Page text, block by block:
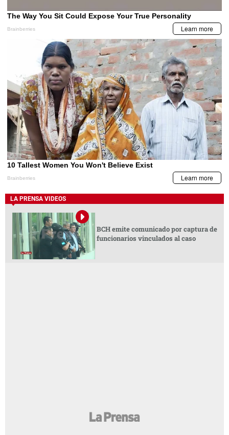
LA PRENSA VIDEOS
BCH emite comunicado por captura de
funcionarios vinculados al caso